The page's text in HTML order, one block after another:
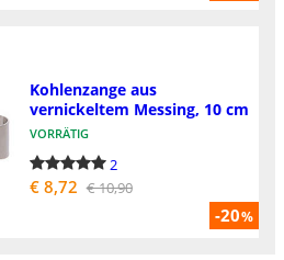
-20%
Kohlenzange aus
vernickeltem Messing, 10 cm
VORRÄTIG
2
€ 8,72 € 10,90